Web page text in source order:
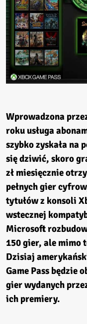
Wprowadzona
roku usługa
szybko zyskała na
się dziwić, skoro
zł miesięcznie
pełnych gier
tytułów z konsoli
wstecznej
Microsoft
150 gier, ale mimo
Dzisiaj
Game Pass będzie
gier wydanych
ich premiery.